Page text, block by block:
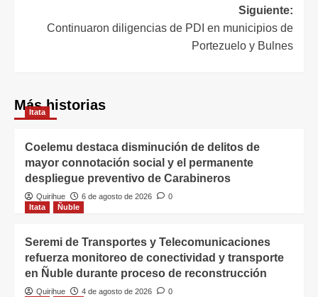
Siguiente:
Continuaron diligencias de PDI en municipios de
Portezuelo y Bulnes
Más historias
Itata
Coelemu destaca disminución de delitos de
mayor connotación social y el permanente
despliegue preventivo de Carabineros
Quirihue 6 de agosto de 2026
0
Itata
Ñuble
Seremi de Transportes y Telecomunicaciones
refuerza monitoreo de conectividad y transporte
en Ñuble durante proceso de reconstrucción
Quirihue 4 de agosto de 2026
0